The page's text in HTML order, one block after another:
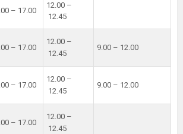
– 17.00
12.00 –
12.45
– 17.00
12.00 –
12.45
9.00 – 12.00
– 17.00
12.00 –
12.45
9.00 – 12.00
– 17.00
12.00 –
12.45